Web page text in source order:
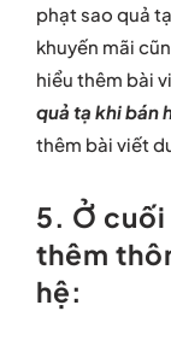
phạt sao quả
khuyến mãi
hiểu thêm bài
quả tạ khi bán
thêm bài viết
5. Ở
thêm
hệ: